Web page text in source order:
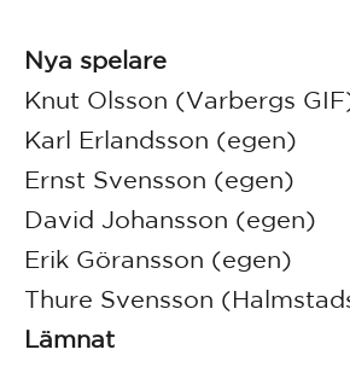
Nya spelare
Knut Olsson (Varbergs
Karl Erlandsson (egen)
Ernst Svensson (egen)
David Johansson (egen)
Erik Göransson (egen)
Thure Svensson
Lämnat